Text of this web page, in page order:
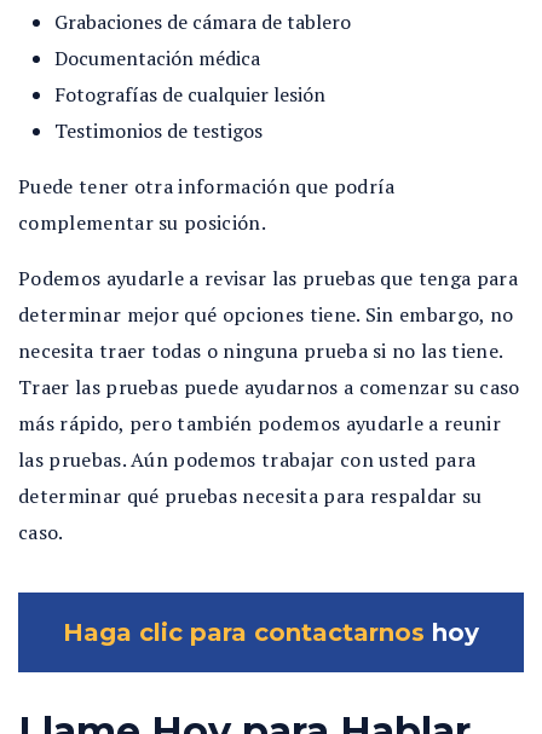
Grabaciones de cámara de tablero
Documentación médica
Fotografías de cualquier lesión
Testimonios de testigos
Puede tener otra información que podría
complementar su posición.
Podemos ayudarle a revisar las pruebas que tenga para
determinar mejor qué opciones tiene. Sin embargo, no
necesita traer todas o ninguna prueba si no las tiene.
Traer las pruebas puede ayudarnos a comenzar su caso
más rápido, pero también podemos ayudarle a reunir
las pruebas. Aún podemos trabajar con usted para
determinar qué pruebas necesita para respaldar su
caso.
Haga clic para contactarnos hoy